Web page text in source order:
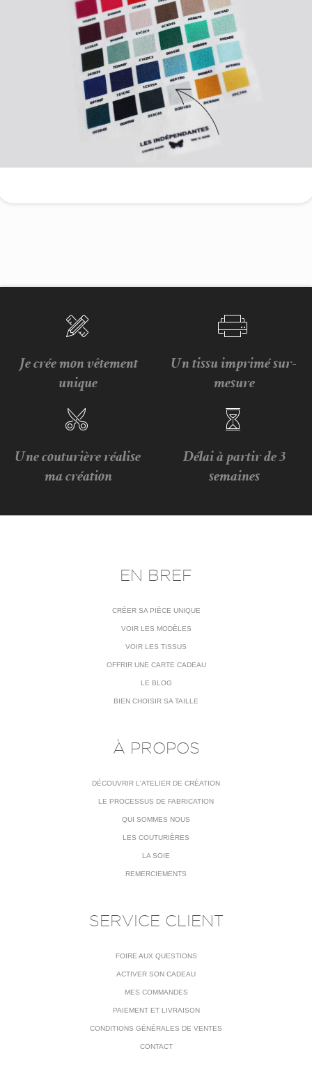
Je crée mon vêtement
unique
Un tissu imprimé sur-
mesure
Une couturière réalise
ma création
Délai à partir de 3
semaines
EN BREF
CRÉER SA PIÈCE UNIQUE
VOIR LES MODÈLES
VOIR LES TISSUS
OFFRIR UNE CARTE CADEAU
LE BLOG
BIEN CHOISIR SA TAILLE
À PROPOS
DÉCOUVRIR L'ATELIER DE CRÉATION
LE PROCESSUS DE FABRICATION
QUI SOMMES NOUS
LES COUTURIÈRES
LA SOIE
REMERCIEMENTS
SERVICE CLIENT
FOIRE AUX QUESTIONS
ACTIVER SON CADEAU
MES COMMANDES
PAIEMENT ET LIVRAISON
CONDITIONS GÉNÉRALES DE VENTES
CONTACT